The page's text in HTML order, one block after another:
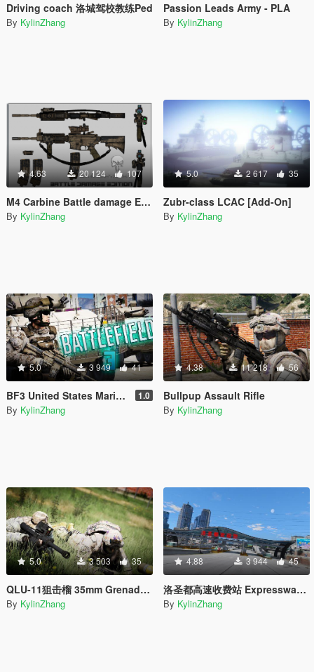
Driving coach 洛城驾校教练Ped
By KylinZhang
Passion Leads Army - PLA
By KylinZhang
4.63 20 124 107
M4 Carbine Battle damage Edition / Desert
By KylinZhang
5.0 2 617 35
Zubr-class LCAC [Add-On]
By KylinZhang
5.0 3 949 41
BF3 United States Marine Corps 1.0
By KylinZhang
4.38 11 218 56
Bullpup Assault Rifle
By KylinZhang
5.0 3 503 35
QLU-11狙击榴 35mm Grenade launcher
By KylinZhang
4.88 3 944 45
洛圣都高速收费站 Expressway toll station
By KylinZhang